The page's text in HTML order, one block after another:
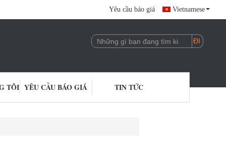
Yêu cầu báo giá Vietnamese
TÔI YÊU CẦU BÁO GIÁ TIN TỨC